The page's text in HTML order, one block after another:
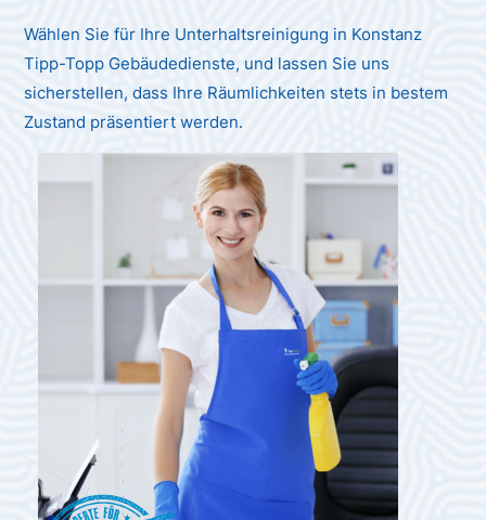
Wählen Sie für Ihre Unterhaltsreinigung in Konstanz
Tipp-Topp Gebäudedienste, und lassen Sie uns
sicherstellen, dass Ihre Räumlichkeiten stets in bestem
Zustand präsentiert werden.